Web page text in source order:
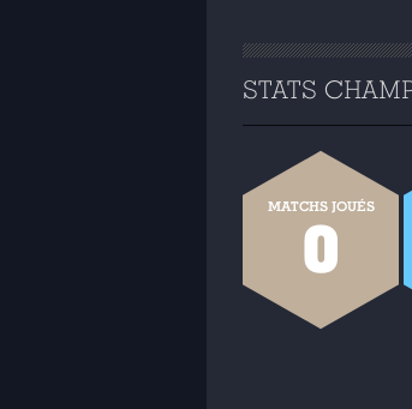
STATS
MATCHS JOUÉS
0